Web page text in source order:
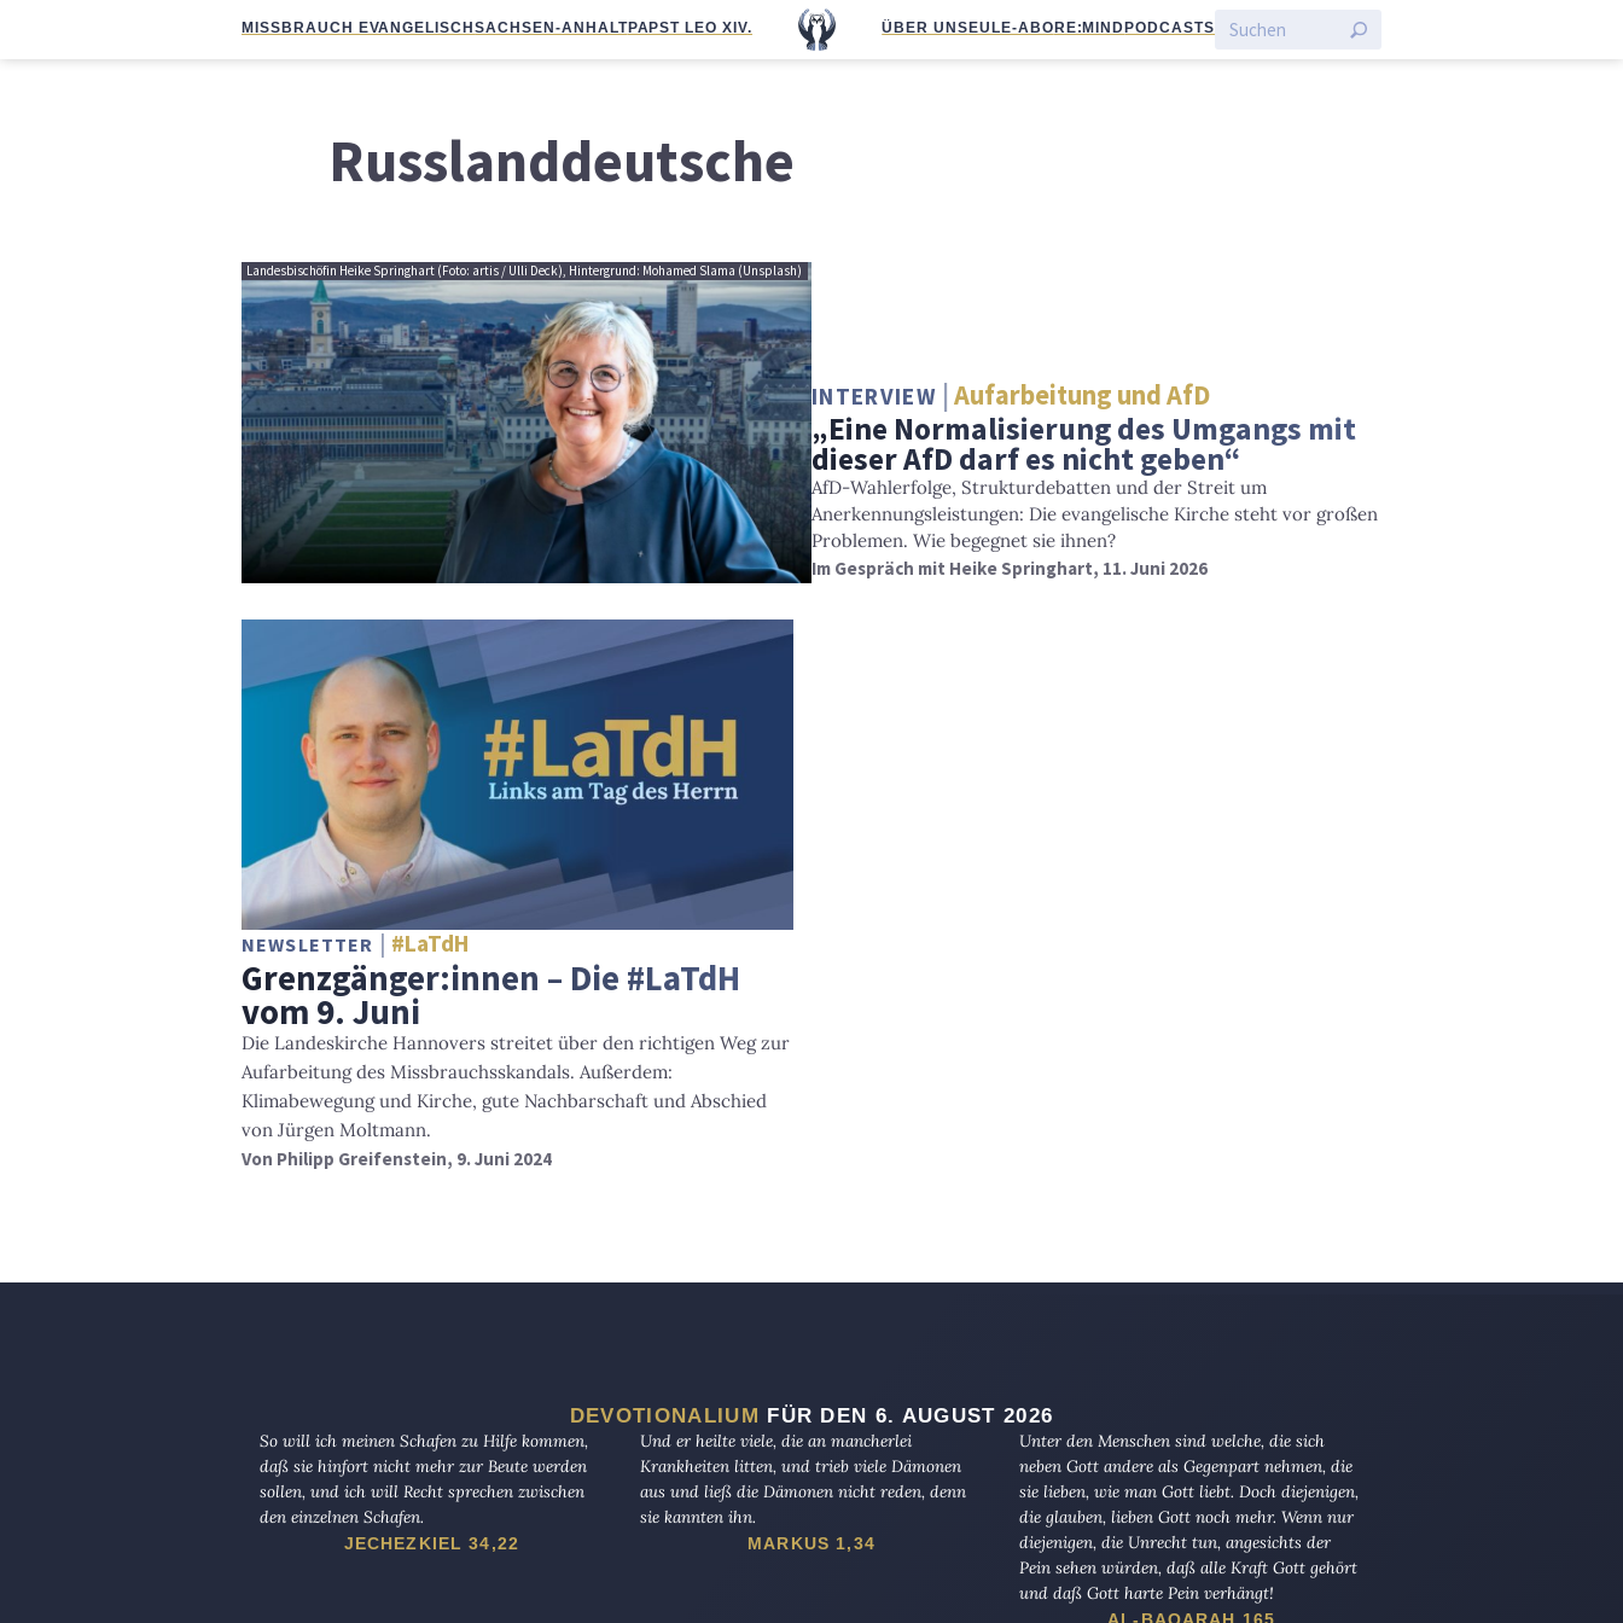
MISSBRAUCH EVANGELISCHSACHSEN-ANHALTPAPST LEO XIV. ÜBER UNS EULE-ABO RE:MIND PODCASTS
Russlanddeutsche
Landesbischöfin Heike Springhart (Foto: artis / Ulli Deck), Hintergrund: Mohamed Slama (Unsplash)
INTERVIEW Aufarbeitung und AfD
„Eine Normalisierung des Umgangs mit
dieser AfD darf es nicht geben“
AfD-Wahlerfolge, Strukturdebatten und der Streit um
Anerkennungsleistungen: Die evangelische Kirche steht vor großen
Problemen. Wie begegnet sie ihnen?
Im Gespräch mit Heike Springhart, 11. Juni 2026
NEWSLETTER #LaTdH
Grenzgänger:innen – Die #LaTdH
vom 9. Juni
Die Landeskirche Hannovers streitet über den richtigen Weg zur
Aufarbeitung des Missbrauchsskandals. Außerdem:
Klimabewegung und Kirche, gute Nachbarschaft und Abschied
von Jürgen Moltmann.
Von Philipp Greifenstein, 9. Juni 2024
DEVOTIONALIUM FÜR DEN 6. AUGUST 2026
So will ich meinen Schafen zu Hilfe kommen,
daß sie hinfort nicht mehr zur Beute werden
sollen, und ich will Recht sprechen zwischen
den einzelnen Schafen.
JECHEZKIEL 34,22
Und er heilte viele, die an mancherlei
Krankheiten litten, und trieb viele Dämonen
aus und ließ die Dämonen nicht reden, denn
sie kannten ihn.
MARKUS 1,34
Unter den Menschen sind welche, die sich
neben Gott andere als Gegenpart nehmen, die
sie lieben, wie man Gott liebt. Doch diejenigen,
die glauben, lieben Gott noch mehr. Wenn nur
diejenigen, die Unrecht tun, angesichts der
Pein sehen würden, daß alle Kraft Gott gehört
und daß Gott harte Pein verhängt!